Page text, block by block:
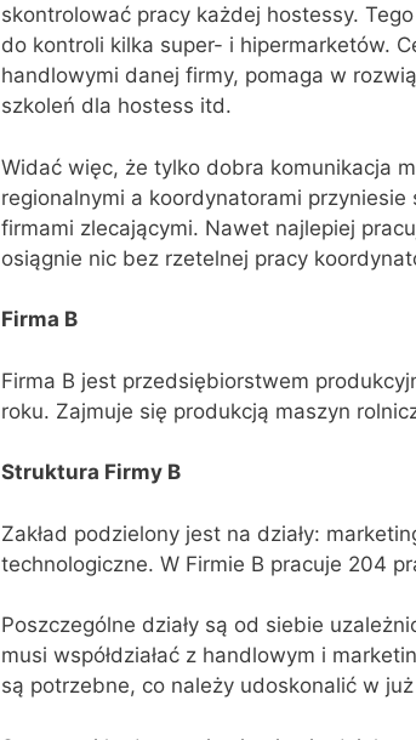
skontrolować pracy każdej hostessy.
do kontroli kilka super- i hipermarketów.
handlowymi danej firmy, pomaga w
szkoleń dla hostess itd.
Widać więc, że tylko dobra komunikacja
regionalnymi a koordynatorami
firmami zlecającymi. Nawet najlepiej
osiągnie nic bez rzetelnej pracy
Firma B
Firma B jest przedsiębiorstwem
roku. Zajmuje się produkcją maszyn
Struktura Firmy B
Zakład podzielony jest na działy:
technologiczne. W Firmie B pracuje 204
Poszczególne działy są od siebie
musi współdziałać z handlowym i
są potrzebne, co należy udoskonalić w